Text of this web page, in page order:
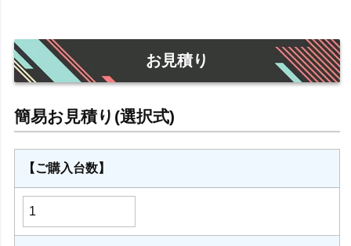
お見積り
【ご購入台数】